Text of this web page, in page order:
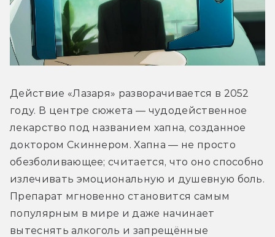
Действие «Лазаря» разворачивается в 2052
году. В центре сюжета — чудодейственное
лекарство под названием хапна, созданное
доктором Скиннером. Хапна — не просто
обезболивающее; считается, что оно способно
излечивать эмоциональную и душевную боль.
Препарат мгновенно становится самым
популярным в мире и даже начинает
вытеснять алкоголь и запрещённые